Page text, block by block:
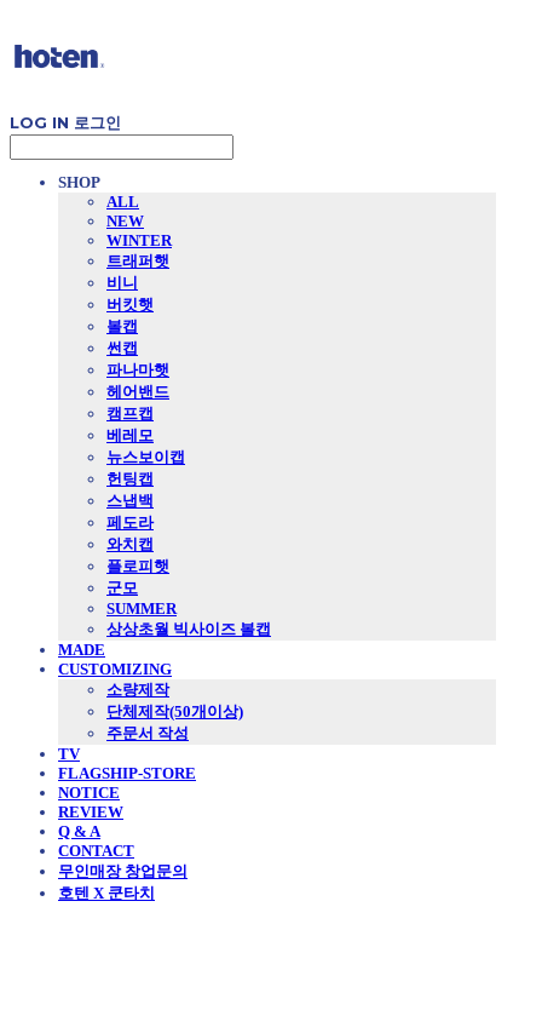
LOG IN 로그인
SHOP
ALL
NEW
WINTER
트래퍼햇
비니
버킷햇
볼캡
썬캡
파나마햇
헤어밴드
캠프캡
베레모
뉴스보이캡
헌팅캡
스냅백
페도라
와치캡
플로피햇
군모
SUMMER
상상초월 빅사이즈 볼캡
MADE
CUSTOMIZING
소량제작
단체제작(50개이상)
주문서 작성
TV
FLAGSHIP-STORE
NOTICE
REVIEW
Q & A
CONTACT
무인매장 창업문의
호텐 X 쿤타치